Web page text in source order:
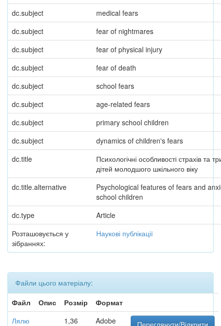
dc.subject
medical fears
dc.subject
fear of nightmares
dc.subject
fear of physical injury
dc.subject
fear of death
dc.subject
school fears
dc.subject
age-related fears
dc.subject
primary school children
dc.subject
dynamics of children's fears
dc.title
Психологічні особливості страхів та
дітей молодшого шкільного віку
dc.title.alternative
Psychological features of fears and
school children
dc.type
Article
Розташовується у
зібраннях:
Наукові публікації
Файли цього матеріалу:
Файл
Опис Розмір
Формат
Лялю
1,36
Adobe
Переглянути/Відкрити